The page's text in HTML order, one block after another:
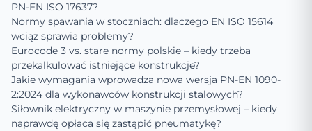
PN-EN ISO 17637?
Normy spawania w stoczniach: dlaczego EN ISO 15614
wciąż sprawia problemy?
Eurocode 3 vs. stare normy polskie – kiedy trzeba
przekalkulować istniejące konstrukcje?
Jakie wymagania wprowadza nowa wersja PN-EN 1090-
2:2024 dla wykonawców konstrukcji stalowych?
Siłownik elektryczny w maszynie przemysłowej – kiedy
naprawdę opłaca się zastąpić pneumatykę?